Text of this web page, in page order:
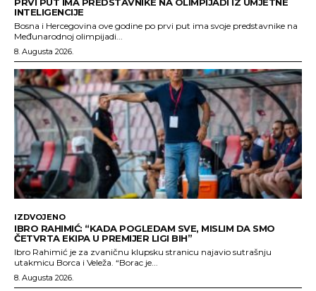
PRVI PUT IMA PREDSTAVNIKE NA OLIMPIJADI IZ UMJETNE
INTELIGENCIJE
Bosna i Hercegovina ove godine po prvi put ima svoje predstavnike na
Međunarodnoj olimpijadi...
8. Augusta 2026.
IZDVOJENO
IBRO RAHIMIĆ: “KADA POGLEDAM SVE, MISLIM DA SMO
ČETVRTA EKIPA U PREMIJER LIGI BIH”
Ibro Rahimić je za zvaničnu klupsku stranicu najavio sutrašnju
utakmicu Borca i Veleža. “Borac je...
8. Augusta 2026.